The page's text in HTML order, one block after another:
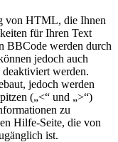
von HTML, die Ihnen
für Ihren Text
BBCode werden durch
jedoch auch
werden.
jedoch werden
(„<“ und „>“)
zu
Hilfe-Seite, die von
ist.